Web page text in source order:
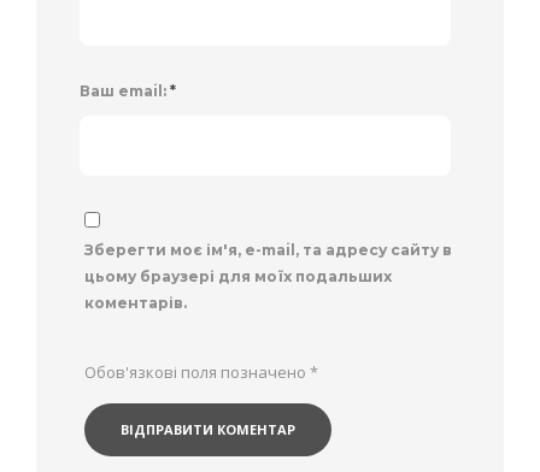
Ваш email: *
Зберегти моє ім'я, e-mail, та адресу сайту в
цьому браузері для моїх подальших
коментарів.
Обов'язкові поля позначено *